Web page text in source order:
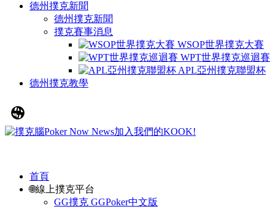
德州撲克新聞
德州撲克新聞
撲克賽事消息
WSOP世界撲克大賽
WPT世界撲克巡迴賽
APL亞州撲克聯盟杯
德州撲克教學
首頁
🌐線上撲克平台
GG撲克 GGPoker中文版